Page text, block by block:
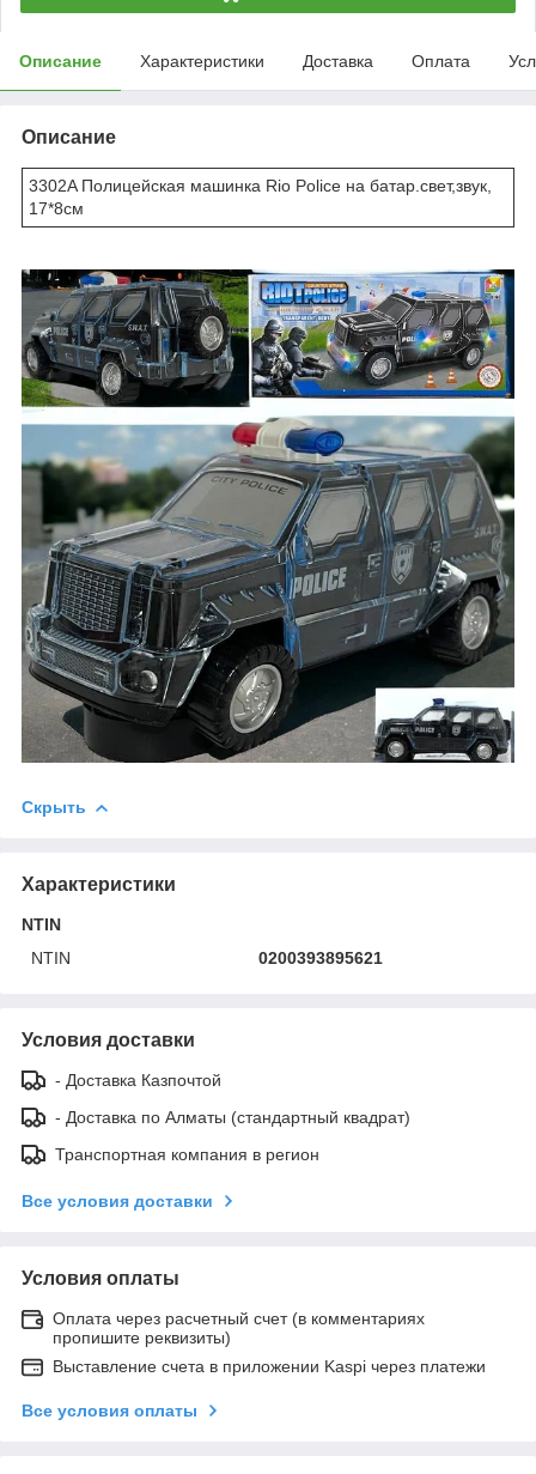
Описание Характеристики Доставка Оплата
Описание
3302A Полицейская машинка Rio Police на батар.свет,звук,
17*8см
Скрыть
Характеристики
NTIN
NTIN
0200393895621
Условия доставки
- Доставка Казпочтой
- Доставка по Алматы (стандартный квадрат)
Транспортная компания в регион
Все условия доставки
Условия оплаты
Оплата через расчетный счет (в комментариях
пропишите реквизиты)
Выставление счета в приложении Kaspi через платежи
Все условия оплаты